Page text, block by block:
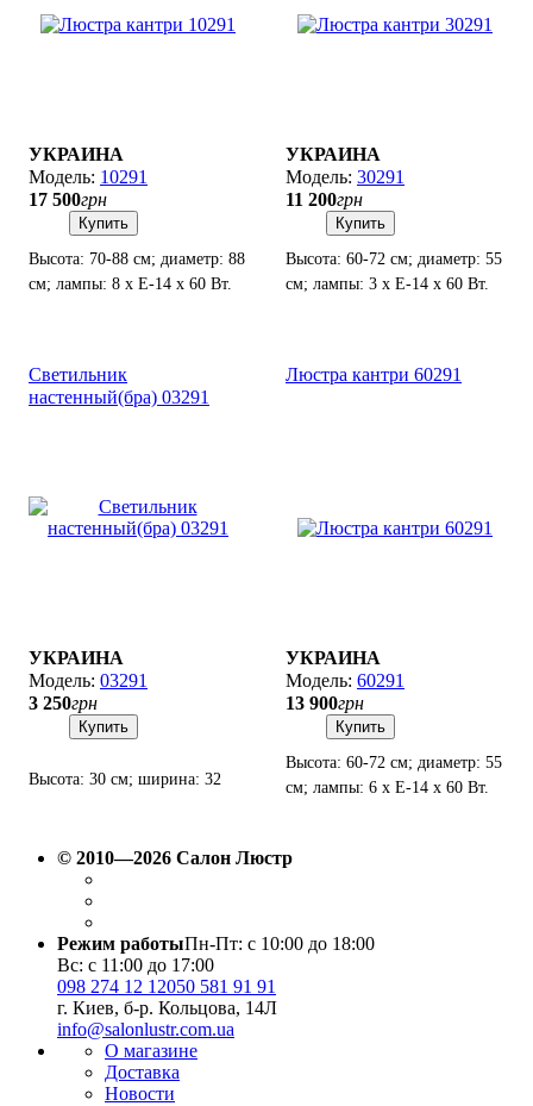
УКРАИНА
10291
17 500грн
Купить
Высота: 70-88 см; диаметр: 88
см; лампы: 8 х Е-14 х 60 Вт.
УКРАИНА
30291
11 200грн
Купить
Высота: 60-72 см; диаметр: 55
см; лампы: 3 х Е-14 х 60 Вт.
Светильник
настенный(бра) 03291
УКРАИНА
03291
3 250грн
Купить
Высота: 30 см; ширина: 32
Люстра кантри 60291
УКРАИНА
60291
13 900грн
Купить
Высота: 60-72 см; диаметр: 55
см; лампы: 6 х Е-14 х 60 Вт.
© 2010—2026 Салон Люстр
Режим работыПн-Пт: с 10:00 до 18:00
Вс: с 11:00 до 17:00
098 274 12 12050 581 91 91
г. Киев, б-р. Кольцова, 14Л
info@salonlustr.com.ua
О магазине
Доставка
Новости